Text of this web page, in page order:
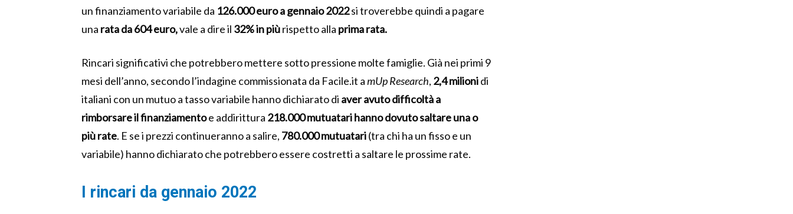
un finanziamento variabile da 126.000 euro a gennaio 2022si troverebbe quindi a pagare
una rata da 604 euro,vale a dire il 32% in piùrispetto alla prima rata.
Rincari significativi che potrebbero mettere sotto pressione molte famiglie. Già nei primi 9
mesi dell’anno, secondo l’indagine commissionata da Facile.it amUp Research, 2,4 milionidi
italiani con un mutuo a tasso variabile hanno dichiarato di aver avuto difficoltà a
rimborsare il finanziamentoe addirittura 218.000 mutuatari hanno dovuto saltare una o
più rate. E se i prezzi continueranno a salire, 780.000mutuatari(tra chi ha un fisso e un
variabile) hanno dichiarato che potrebbero essere costretti a saltare le prossime rate.
I rincari da gennaio 2022